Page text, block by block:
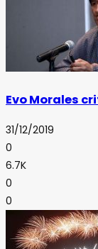
Evo Morales
31/12/2019
0
6.7K
0
0